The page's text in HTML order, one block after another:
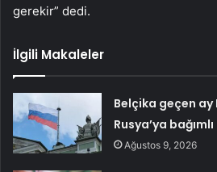
gerekir” dedi.
İlgili Makaleler
Belçika geçen ay
Rusya’ya bağımlı
Ağustos 9, 2026